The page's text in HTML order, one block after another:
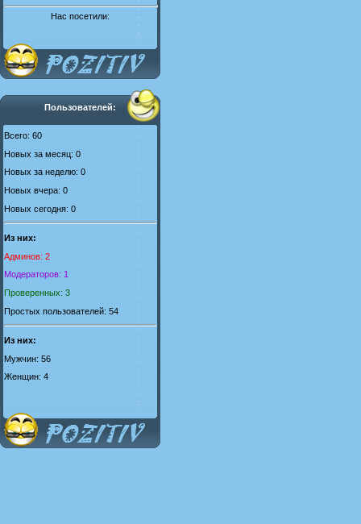
Нас посетили:
Пользователей:
Всего: 60
Новых за месяц: 0
Новых за неделю: 0
Новых вчера: 0
Новых сегодня: 0
Из них:
Админов: 2
Модераторов: 1
Проверенных: 3
Простых пользователей: 54
Из них:
Мужчин: 56
Женщин: 4